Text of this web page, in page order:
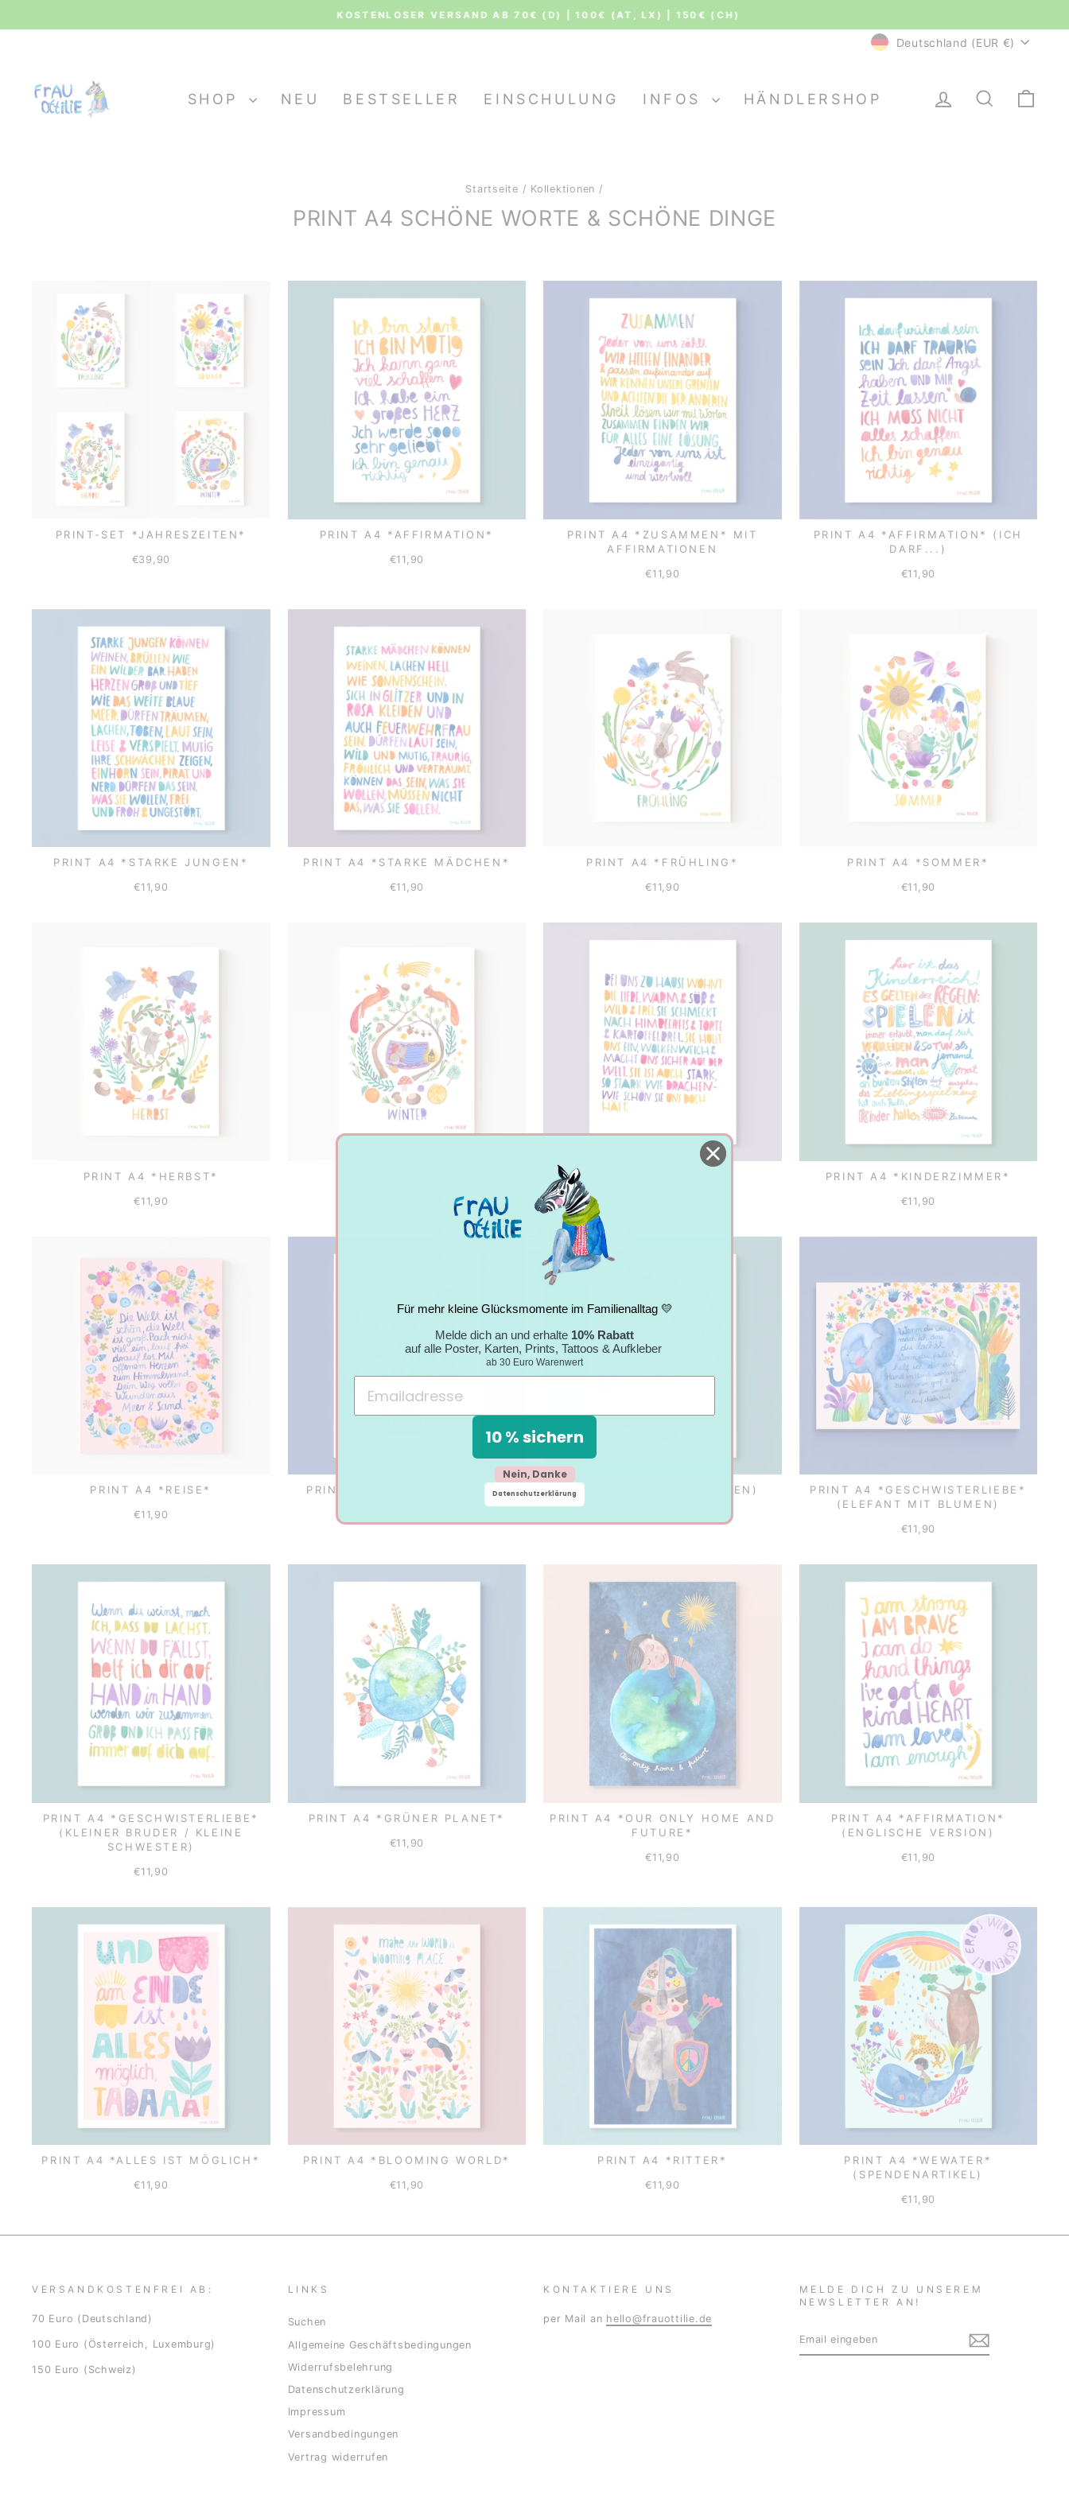
Pause
KOSTENLOSER VERSAND AB 70€ (D) | 100€ (AT, LX) | 150€ (CH)
WÄHRUNG
Deutschland (EUR €)
SHOP NEU BESTSELLER EINSCHULUNG INFOS HÄNDLERSHOP EINLOGGEN
SUCHE
Startseite / Kollektionen /
PRINT A4 SCHÖNE WORTE & SCHÖNE DINGE
PRINT-SET *JAHRESZEITEN*
€39,90
PRINT A4 *AFFIRMATION*
€11,90
PRINT A4 *ZUSAMMEN* MIT
AFFIRMATIONEN
€11,90
PRINT A4 *AFFIRMATION* (ICH
DARF...)
€11,90
PRINT A4 *STARKE JUNGEN*
€11,90
PRINT A4 *STARKE MÄDCHEN*
€11,90
PRINT A4 *FRÜHLING*
€11,90
PRINT A4 *SOMMER*
€11,90
PRINT A4 *HERBST*
€11,90
PRINT A4 *KINDERZIMMER*
€11,90
PRINT A4 *REISE*
€11,90
PRINT A4 *BLUMENSTRAUSS* PRINT A4 *BABY* (BLUMEN)
PRINT A4 *GESCHWISTERLIEBE*
(ELEFANT MIT BLUMEN)
€11,90
PRINT A4 *GESCHWISTERLIEBE*
(KLEINER BRUDER / KLEINE
SCHWESTER)
€11,90
PRINT A4 *GRÜNER PLANET*
€11,90
PRINT A4 *OUR ONLY HOME AND
FUTURE*
€11,90
PRINT A4 *AFFIRMATION*
(ENGLISCHE VERSION)
€11,90
PRINT A4 *ALLES IST MÖGLICH*
€11,90
PRINT A4 *BLOOMING WORLD*
€11,90
PRINT A4 *RITTER*
€11,90
PRINT A4 *WEWATER*
(SPENDENARTIKEL)
€11,90
VERSANDKOSTENFREI AB:
70 Euro (Deutschland)
100 Euro (Österreich, Luxemburg)
150 Euro (Schweiz)
LINKS
Suchen
Allgemeine Geschäftsbedingungen
Widerrufsbelehrung
Datenschutzerklärung
Impressum
Versandbedingungen
Vertrag widerrufen
KONTAKTIERE UNS
per Mail an hello@frauottilie.de
MELDE DICH ZU UNSEREM
NEWSLETTER AN!
EINGEBEN
Für mehr kleine Glücksmomente im Familienalltag 💛
Melde dich an und erhalte 10% Rabatt
auf alle Poster, Karten, Prints, Tattoos & Aufkleber
ab 30 Euro Warenwert
10 % sichern
Nein, Danke
Datenschutzerklärung